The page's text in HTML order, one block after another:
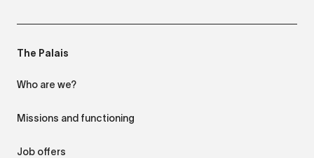
The Palais
Who are we?
Missions and functioning
Job offers